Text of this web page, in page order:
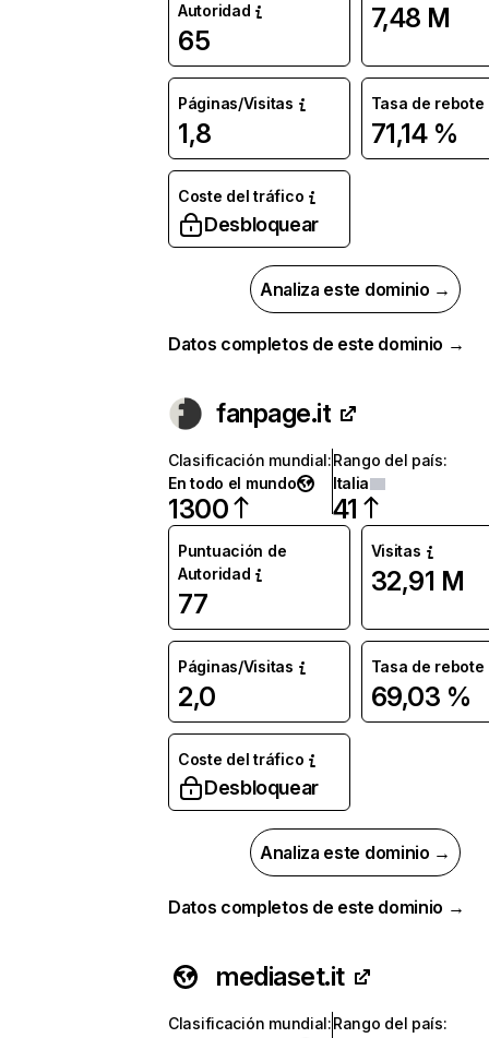
Autoridad
65
7,48 M
Páginas/Visitas
1,8
Tasa de rebote
71,14 %
Coste del tráfico
Desbloquear
Analiza este dominio →
Datos completos de este dominio →
fanpage.it
Clasificación mundial:
En todo el mundo
1300
Rango del país:
Italia
41
Puntuación de
Autoridad
77
Visitas
32,91 M
Páginas/Visitas
2,0
Tasa de rebote
69,03 %
Coste del tráfico
Desbloquear
Analiza este dominio →
Datos completos de este dominio →
mediaset.it
Clasificación mundial:Rango del país: